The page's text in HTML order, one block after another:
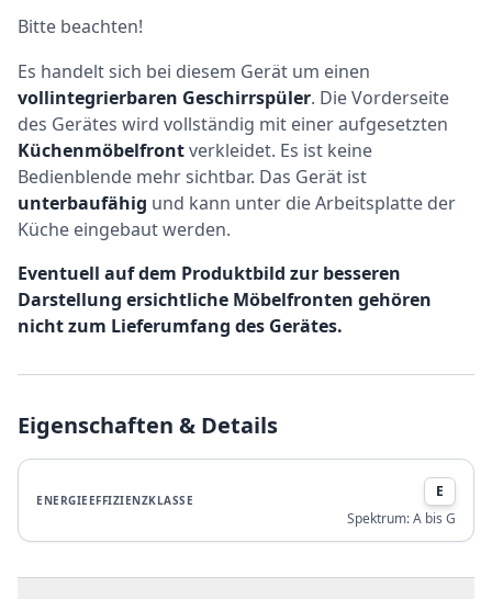
Bitte beachten!
Es handelt sich bei diesem Gerät um einen
vollintegrierbaren Geschirrspüler. Die Vorderseite
des Gerätes wird vollständig mit einer aufgesetzten
Küchenmöbelfrontverkleidet. Es ist keine
Bedienblende mehr sichtbar. Das Gerät ist
unterbaufähig und kann unter die Arbeitsplatte der
Küche eingebaut werden.
Eventuell auf dem Produktbild zur besseren
Darstellung ersichtliche Möbelfronten gehören
nicht zum Lieferumfang des Gerätes.
Eigenschaften & Details
ENERGIEEFFIZIENZKLASSE
E
Spektrum:A bis G